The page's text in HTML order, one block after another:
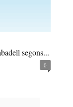
segons...
0